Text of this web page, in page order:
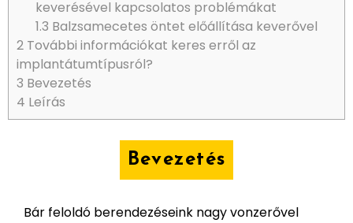
keverésével kapcsolatos problémákat
1.3 Balzsamecetes öntet előállítása keverővel
2 További információkat keres erről az
implantátumtípusról?
3 Bevezetés
4 Leírás
Bevezetés
Bár feloldó berendezéseink nagy vonzerővel